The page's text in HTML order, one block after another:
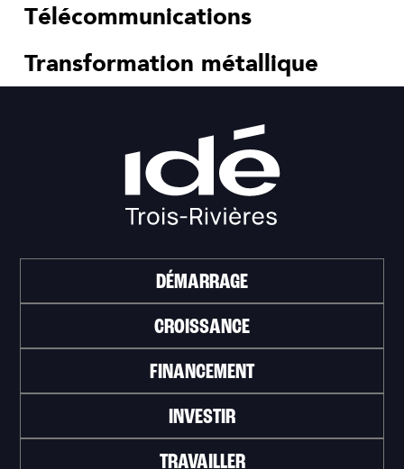
Télécommunications
Transformation métallique
DÉMARRAGE
CROISSANCE
FINANCEMENT
INVESTIR
TRAVAILLER